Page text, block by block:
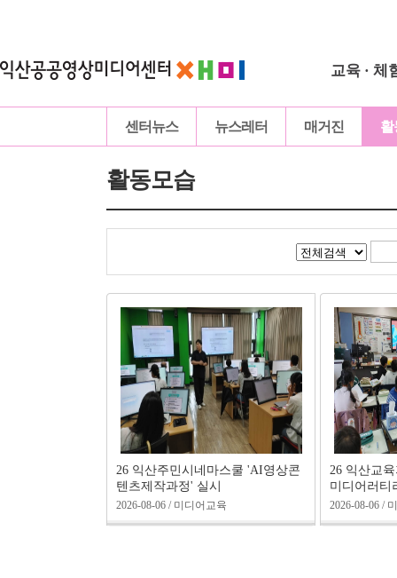
교육 · 체
센터뉴스 뉴스레터 매거진 활
활동모습
26 익산주민시네마스쿨 'AI영상콘
텐츠제작과정' 실시
2026-08-06 / 미디어교육
26 익산교
미디어러티
2026-08-06 /